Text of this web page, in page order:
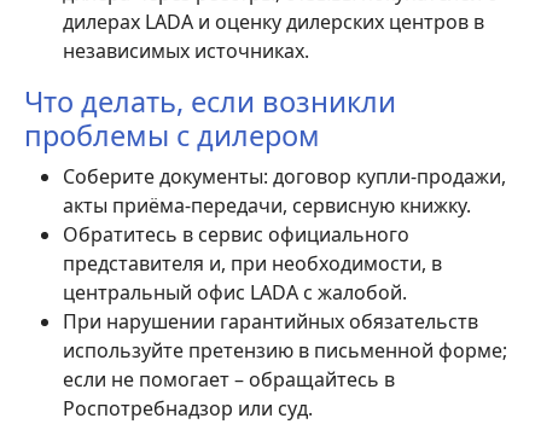
дилерах LADA и оценку дилерских центров в
независимых источниках.
Что делать, если возникли
проблемы с дилером
Соберите документы: договор купли-продажи,
акты приёма-передачи, сервисную книжку.
Обратитесь в сервис официального
представителя и, при необходимости, в
центральный офис LADA с жалобой.
При нарушении гарантийных обязательств
используйте претензию в письменной форме;
если не помогает – обращайтесь в
Роспотребнадзор или суд.